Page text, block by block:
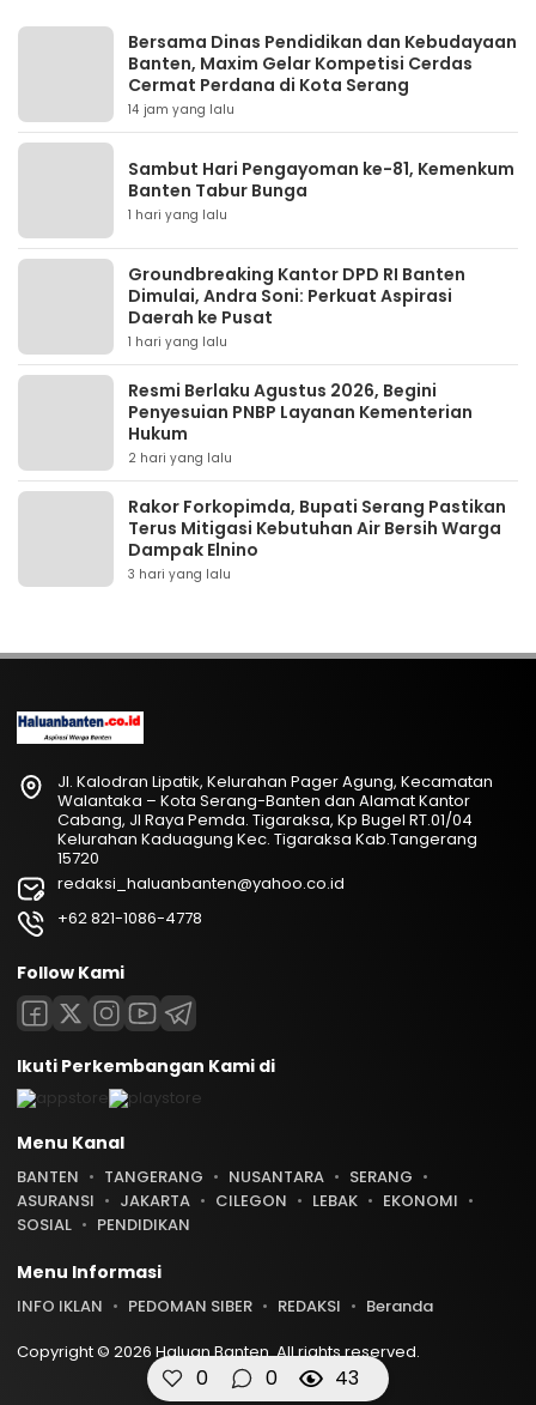
0 0 43
Bersama Dinas Pendidikan dan Kebudayaan
Banten, Maxim Gelar Kompetisi Cerdas
Cermat Perdana di Kota Serang
14 jam yang lalu
Sambut Hari Pengayoman ke-81, Kemenkum
Banten Tabur Bunga
1 hari yang lalu
Groundbreaking Kantor DPD RI Banten
Dimulai, Andra Soni: Perkuat Aspirasi
Daerah ke Pusat
1 hari yang lalu
Resmi Berlaku Agustus 2026, Begini
Penyesuian PNBP Layanan Kementerian
Hukum
2 hari yang lalu
Rakor Forkopimda, Bupati Serang Pastikan
Terus Mitigasi Kebutuhan Air Bersih Warga
Dampak Elnino
3 hari yang lalu
Jl. Kalodran Lipatik, Kelurahan Pager Agung, Kecamatan
Walantaka – Kota Serang-Banten dan Alamat Kantor
Cabang, Jl Raya Pemda. Tigaraksa, Kp Bugel RT.01/04
Kelurahan Kaduagung Kec. Tigaraksa Kab.Tangerang
15720
redaksi_haluanbanten@yahoo.co.id
+62 821-1086-4778
Follow Kami
Ikuti Perkembangan Kami di
Menu Kanal
BANTEN TANGERANG NUSANTARA
SERANG
ASURANSI
JAKARTA CILEGON LEBAK
EKONOMI
SOSIAL
PENDIDIKAN
Menu Informasi
INFO IKLAN PEDOMAN SIBER REDAKSI
Beranda
Copyright © 2026 Haluan Banten. All rights reserved.